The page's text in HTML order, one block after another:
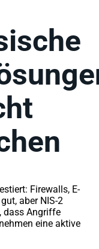
Firewalls, E-
aber NIS-2
dass Angriffe
eine aktive